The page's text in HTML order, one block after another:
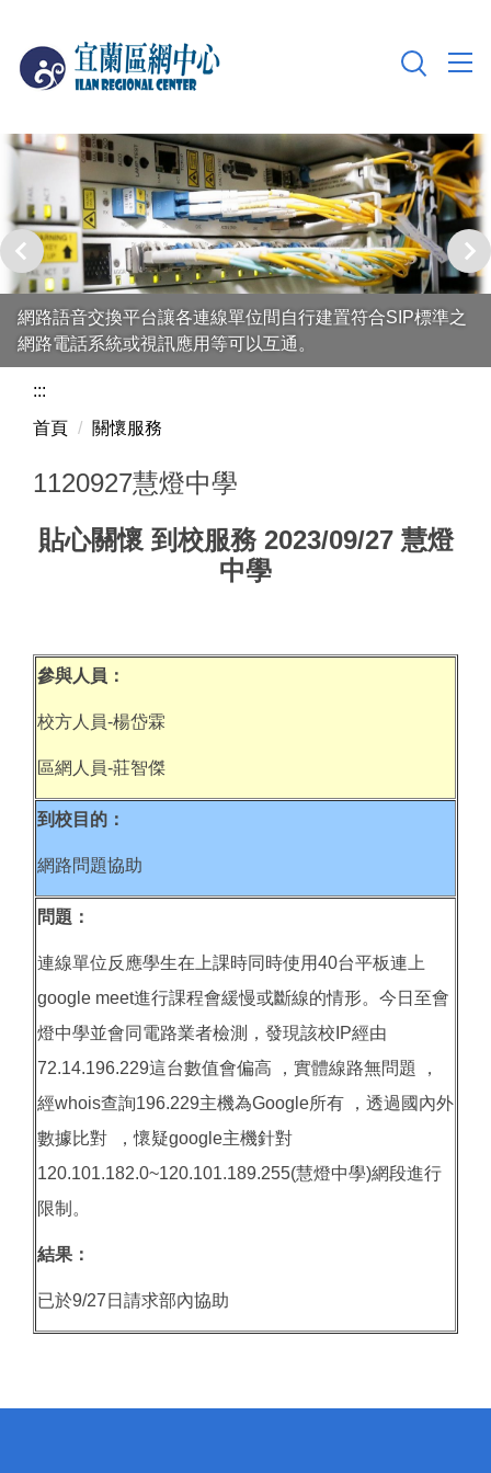
主
容
網路語音交換平台讓各連線單位間自行建置符合SIP標準之
網路電話系統或視訊應用等可以互通。
:::
首頁
關懷服務
1120927慧燈中學
貼心關懷 到校服務 2023/09/27 慧燈
中學
參與人員：
校方人員-楊岱霖
區網人員-莊智傑
到校目的：
網路問題協助
問題：
連線單位反應學生在上課時同時使用40台平板連上
google meet進行課程會緩慢或斷線的情形。今日至會
燈中學並會同電路業者檢測，發現該校IP經由
72.14.196.229這台數值會偏高 ，實體線路無問題 ，
經whois查詢196.229主機為Google所有 ，透過國內外
數據比對 ，懷疑google主機針對
120.101.182.0~120.101.189.255(慧燈中學)網段進行
限制。
結果：
已於9/27日請求部內協助